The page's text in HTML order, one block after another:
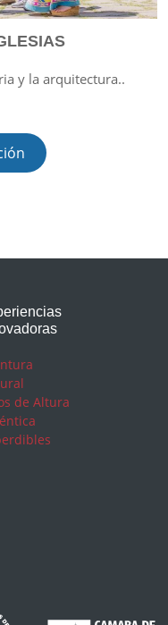
y la arquitectura..
de Altura